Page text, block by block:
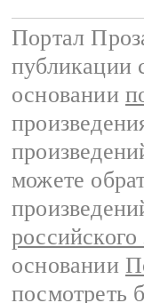
Портал
публикации
основании
можете
российского
основании
посмотреть